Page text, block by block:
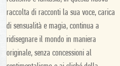
raccolta di racconti la sua voce, carica
di sensualità e magia, continua a
ridisegnare il mondo in maniera
originale, senza concessioni al